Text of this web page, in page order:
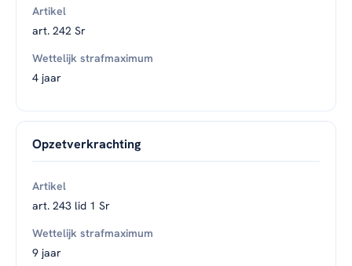
art. 242 Sr
4 jaar
Opzetverkrachting
art. 243 lid 1 Sr
9 jaar